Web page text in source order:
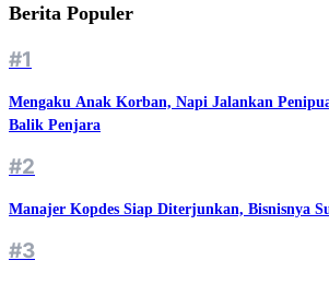
Berita Populer
#1
Mengaku Anak Korban, Napi Jalankan
Balik Penjara
#2
Manajer Kopdes Siap Diterjunkan, Bisnisnya
#3